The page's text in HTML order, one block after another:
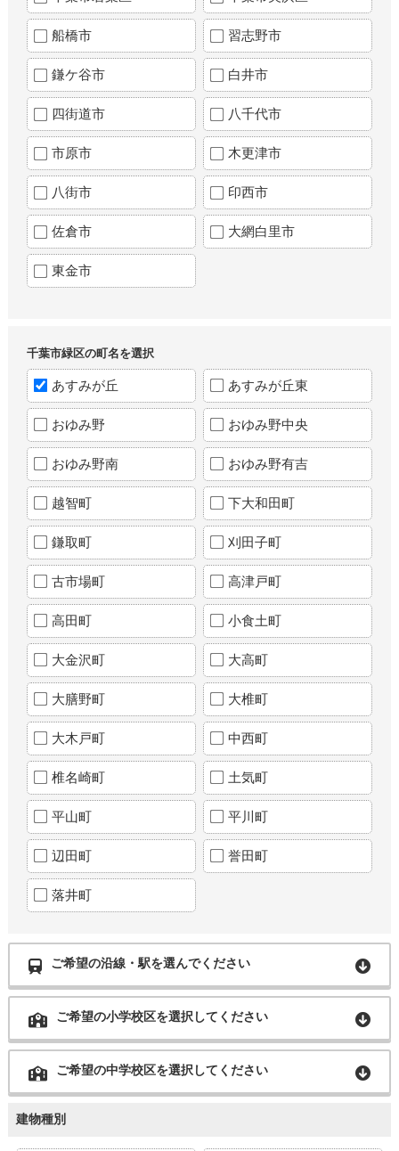
船橋市 習志野市
鎌ケ谷市 白井市
四街道市 八千代市
市原市 木更津市
八街市 印西市
佐倉市 大網白里市
東金市
千葉市緑区の町名を選択
あすみが丘 あすみが丘東
おゆみ野 おゆみ野中央
おゆみ野南 おゆみ野有吉
越智町 下大和田町
鎌取町 刈田子町
古市場町 高津戸町
高田町 小食土町
大金沢町 大高町
大膳野町 大椎町
大木戸町 中西町
椎名崎町 土気町
平山町 平川町
辺田町 誉田町
落井町
ご希望の沿線・駅を選んでください
ご希望の小学校区を選択してください
ご希望の中学校区を選択してください
建物種別